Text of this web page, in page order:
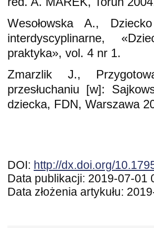
Wesołowska A.,
interdyscyplinarne,
praktyka», vol. 4 nr 1.
Zmarzlik J.,
przesłuchaniu [w]:
dziecka, FDN, Warszawa
DOI: http://dx.doi.org/
Data publikacji: 2019-07-01
Data złożenia artykułu: